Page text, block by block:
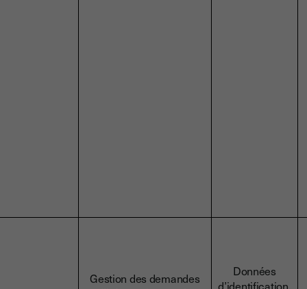
Gestion des demandes
Données
d’identification,